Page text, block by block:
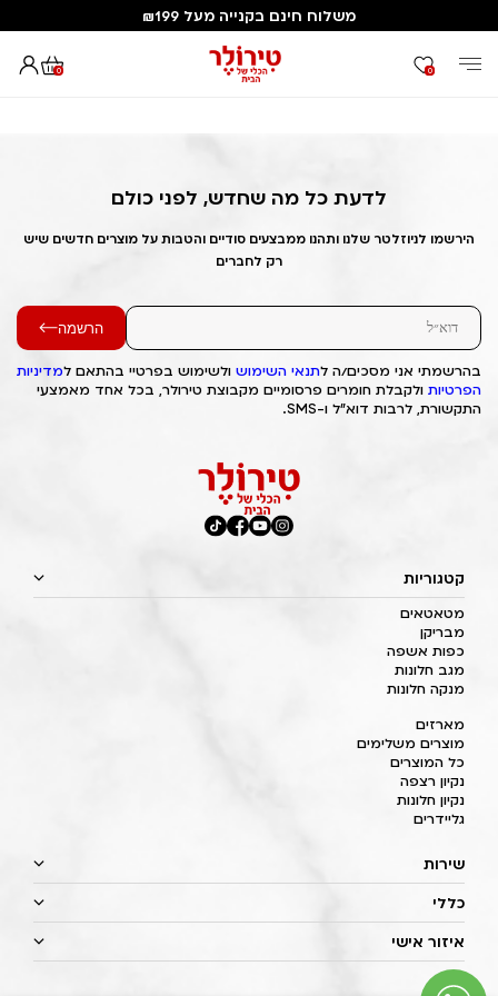
משלוח חינם בקנייה מעל ₪199
0 0
דף הבית Out of Stock Alert 2025/09/27 1758994351
לדעת כל מה שחדש, לפני כולם
הירשמו לניוזלטר שלנו ותהנו ממבצעים סודיים והטבות על מוצרים חדשים שיש
רק לחברים
הרשמה
בהרשמתי אני מסכים/ה לתנאי השימוש ולשימוש בפרטיי בהתאם למדיניות
הפרטיות ולקבלת חומרים פרסומיים מקבוצת טירולר, בכל אחד מאמצעי
התקשורת, לרבות דוא"ל ו-SMS.
קטגוריות
מטאטאים
מבריקן
כפות אשפה
מגב חלונות
מנקה חלונות
מארזים
מוצרים משלימים
כל המוצרים
נקיון רצפה
נקיון חלונות
גליידרים
שירות
כללי
איזור אישי